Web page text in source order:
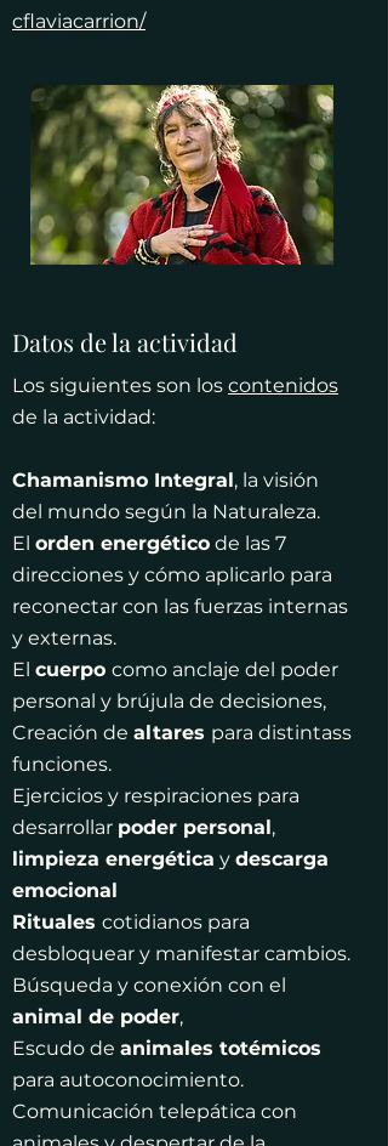
cflaviacarrion/
Datos de la actividad
Los siguientes son los contenidos
de la actividad:
Chamanismo Integral, la visión
del mundo según la Naturaleza.
El orden energético de las 7
direcciones y cómo aplicarlo para
reconectar con las fuerzas internas
y externas.
El cuerpo como anclaje del poder
personal y brújula de decisiones,
Creación de altares para distintass
funciones.
Ejercicios y respiraciones para
desarrollar poder personal,
limpieza energética y descarga
emocional
Rituales cotidianos para
desbloquear y manifestar cambios.
Búsqueda y conexión con el
animal de poder,
Escudo de animales totémicos
para autoconocimiento.
Comunicación telepática con